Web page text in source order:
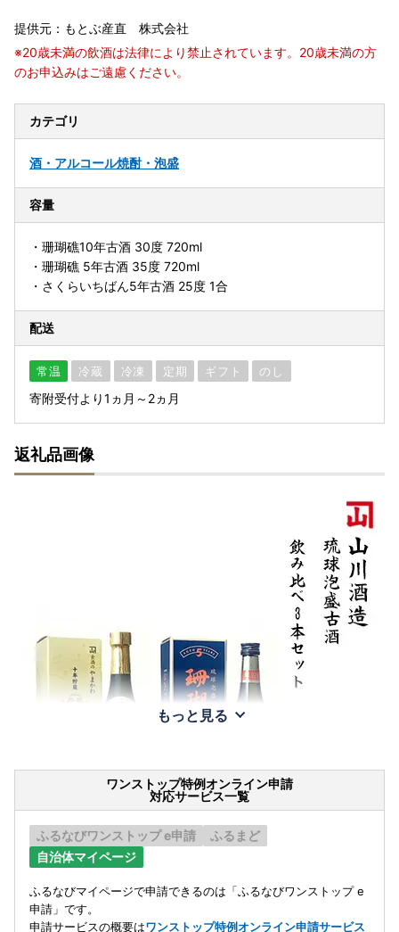
提供元：もとぶ産直 株式会社
※20歳未満の飲酒は法律により禁止されています。20歳未満の方
のお申込みはご遠慮ください。
カテゴリ
酒・アルコール焼酎・泡盛
容量
・珊瑚礁10年古酒 30度 720ml
・珊瑚礁 5年古酒 35度 720ml
・さくらいちばん5年古酒 25度 1合
配送
常温 冷蔵 冷凍 定期 ギフト のし
寄附受付より1ヵ月～2ヵ月
返礼品画像
もっと見る
ワンストップ特例オンライン申請
対応サービス一覧
ふるなびワンストップ e申請
ふるまど
自治体マイページ
ふるなびマイページで申請できるのは「ふるなびワンストップ e
申請」です。
申請サービスの概要はワンストップ特例オンライン申請サービス